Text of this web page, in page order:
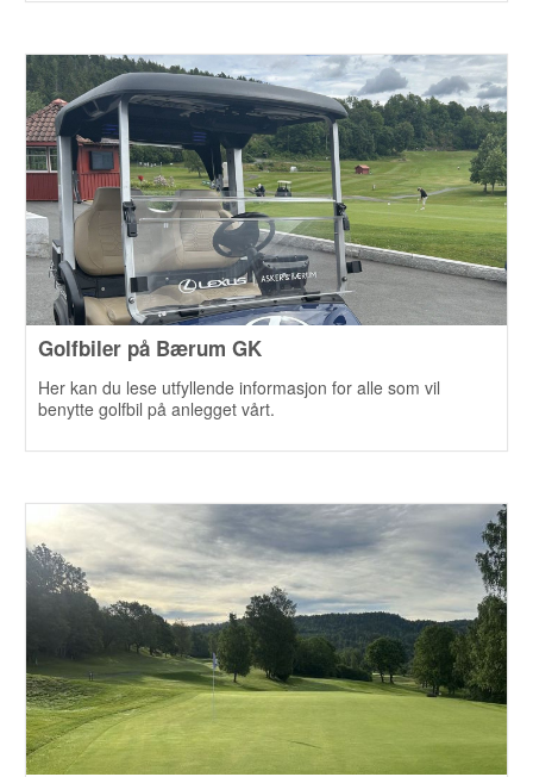
Golfbiler på Bærum GK
Her kan du lese utfyllende informasjon for alle som vil
benytte golfbil på anlegget vårt.